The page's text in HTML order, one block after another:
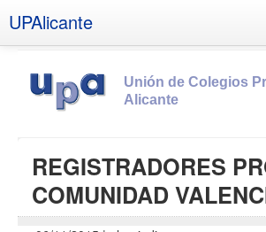
UPAlicante
Unión de Colegios
Alicante
REGISTRADORES
COMUNIDAD